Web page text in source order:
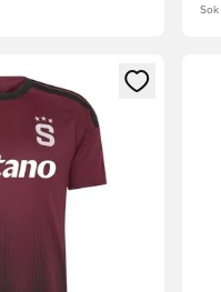
a bejelentkezéshez vagy a